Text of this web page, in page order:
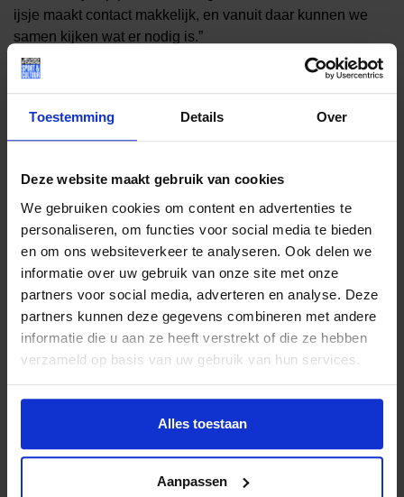
Toestemming Details Over
Deze website maakt gebruik van cookies
We gebruiken cookies om content en advertenties te
personaliseren, om functies voor social media te bieden
en om ons websiteverkeer te analyseren. Ook delen we
informatie over uw gebruik van onze site met onze
partners voor social media, adverteren en analyse. Deze
partners kunnen deze gegevens combineren met andere
informatie die u aan ze heeft verstrekt of die ze hebben
verzameld op basis van uw gebruik van hun services.
Alles toestaan
Aanpassen
ijsje maakt contact makkelijk, en vanuit daar kunnen we
samen kijken wat er nodig is.”
De actie is laagdrempelig: iedereen mag langskomen voor
een gratis ijsje. Ouders en verzorgers kunnen direct
informatie krijgen over regelingen en ondersteuning in hun
gemeente. Er zijn geen kosten en aanmelding nodig.
Samen zorgen dat geen enkel kind buitenspel staat
In Nederland groeien nog altijd honderdduizenden
kinderen op in gezinnen met geldzorgen. Dat betekent
minder kansen om mee te doen op school, bij sport, cultuur
of in de vrije tijd. Met initiatieven zoals Sam& de wijk in
willen de samenwerkende organisaties die kloof
verkleinen.
Cultuur Brabant